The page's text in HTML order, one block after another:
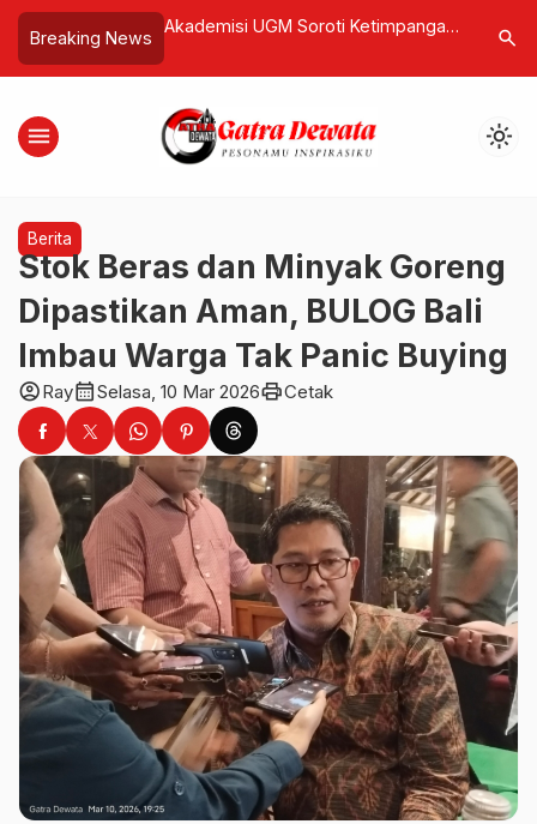
Breaking News
Ketimpangan
Tinggi Justru
Evakuasi Dramatis di Yahukimo, TNI
Nakes Usai Serangan OPM
Nuanu
Perkuat
search
menu light_mode
Berita
Stok Beras dan Minyak Goreng
Dipastikan Aman, BULOG Bali
Imbau Warga Tak Panic Buying
account_circleRaycalendar_monthSelasa, 10 Mar 2026printCetak